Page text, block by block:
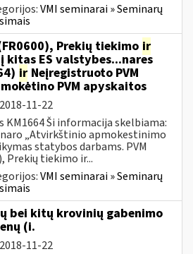
VMI seminarai » Seminarų
Prekių tiekimo ir
kitas ES valstybes...nares
ir Neįregistruoto PVM
PVM apyskaitos
2018-11-22
KM1664 Ši informacija skelbiama:
„Atvirkštinio apmokestinimo
statybos darbams. PVM
Prekių tiekimo ir...
VMI seminarai » Seminarų
bei kitų krovinių gabenimo
(i.
2018-11-22